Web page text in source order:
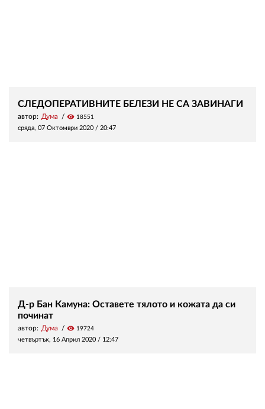
СЛЕДОПЕРАТИВНИТЕ БЕЛЕЗИ НЕ СА ЗАВИНАГИ
автор: Дума visibility 18551
сряда, 07 Октомври 2020 / 20:47
Д-р Бан Камуна: Оставете тялото и кожата да си
починат
автор: Дума visibility 19724
четвъртък, 16 Април 2020 / 12:47